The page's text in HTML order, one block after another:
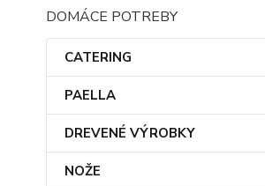
DOMÁCE POTREBY
CATERING
PAELLA
DREVENÉ VÝROBKY
NOŽE